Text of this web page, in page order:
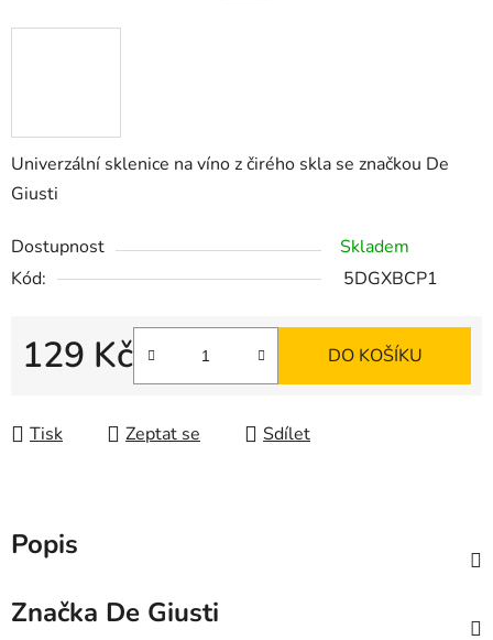
Univerzální sklenice na víno z čirého skla se značkou De
Giusti
Dostupnost
Skladem
Kód:
5DGXBCP1
129 Kč DO KOŠÍKU
Tisk Zeptat se Sdílet
Popis
Značka De Giusti